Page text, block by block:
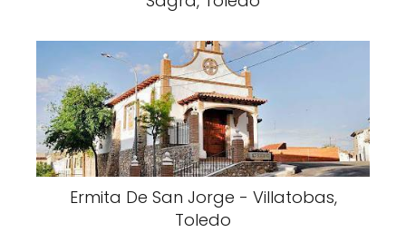
Ermita De San Jorge - Villatobas,
Toledo